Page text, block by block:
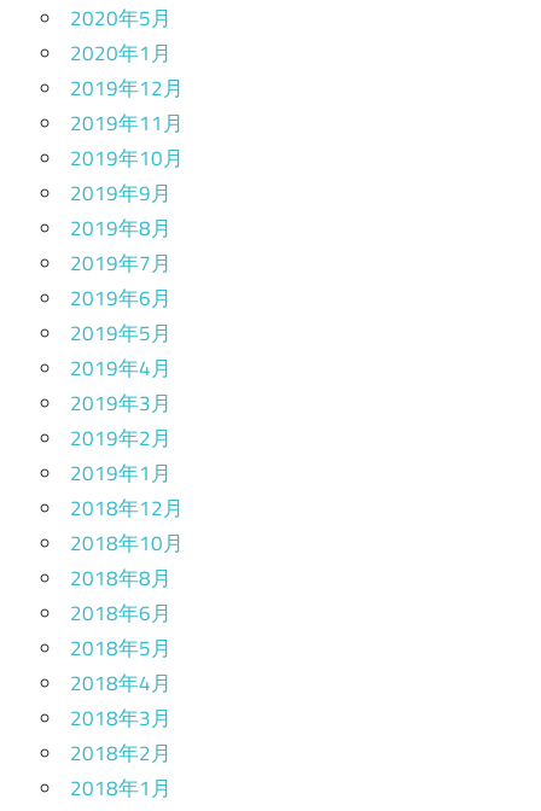
2020年5月
2020年1月
2019年12月
2019年11月
2019年10月
2019年9月
2019年8月
2019年7月
2019年6月
2019年5月
2019年4月
2019年3月
2019年2月
2019年1月
2018年12月
2018年10月
2018年8月
2018年6月
2018年5月
2018年4月
2018年3月
2018年2月
2018年1月